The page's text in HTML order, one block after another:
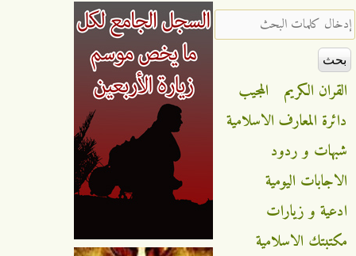
‏إدخال كلمات البحث ‏
القران الكريم
المجيب
دائرة المعارف الاسلامية
شبهات و ردود
الاجابات اليومية
ادعية و زيارات
مكتبتك الاسلامية